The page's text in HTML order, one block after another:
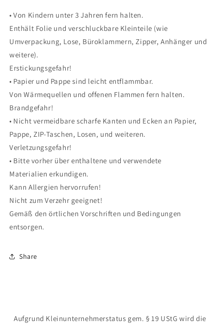
• Von Kindern unter 3 Jahren fern halten.
Enthält Folie und verschluckbare Kleinteile (wie
Umverpackung, Lose, Büroklammern, Zipper, Anhänger und
weitere).
Erstickungsgefahr!
• Papier und Pappe sind leicht entflammbar.
Von Wärmequellen und offenen Flammen fern halten.
Brandgefahr!
• Nicht vermeidbare scharfe Kanten und Ecken an Papier,
Pappe, ZIP-Taschen, Losen, und weiteren.
Verletzungsgefahr!
• Bitte vorher über enthaltene und verwendete
Materialien erkundigen.
Kann Allergien hervorrufen!
Nicht zum Verzehr geeignet!
Gemäß den örtlichen Vorschriften und Bedingungen
entsorgen.
Share
Aufgrund Kleinunternehmerstatus gem. § 19 UStG wird die